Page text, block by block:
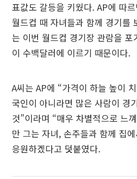
표값도 갈등을 키웠다. AP에 따
월드컵 때 자녀들과 함께 경기를
는 이번 월드컵 경기장 관람을 포
이 수백달러에 이르기 때문이다.
A씨는 AP에 “가격이 하늘 높이
국인이 아니라면 많은 사람이 경
것”이라며 “매우 차별적으로 느
만 그는 자녀, 손주들과 함께 집
응원하겠다고 덧붙였다.